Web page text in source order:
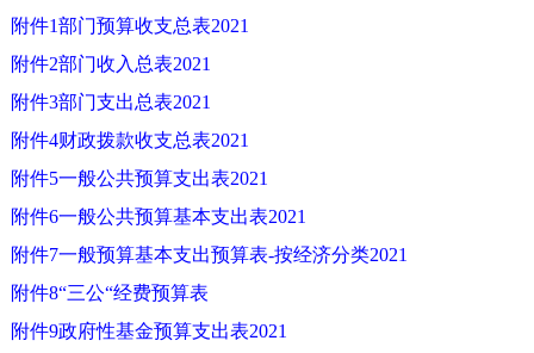
附件1部门预算收支总表2021
附件2部门收入总表2021
附件3部门支出总表2021
附件4财政拨款收支总表2021
附件5一般公共预算支出表2021
附件6一般公共预算基本支出表2021
附件7一般预算基本支出预算表-按经济分类2021
附件8“三公“经费预算表
附件9政府性基金预算支出表2021